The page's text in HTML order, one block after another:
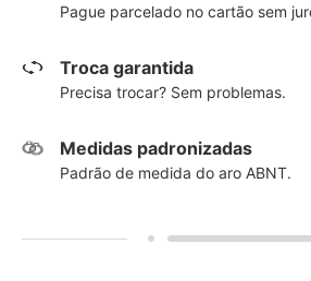
Pague parcelado no cartão sem
Troca garantida
Precisa trocar? Sem problemas.
Medidas padronizadas
Padrão de medida do aro ABNT.